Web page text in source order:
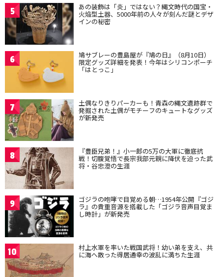
5 あの装飾は「炎」ではない？縄文時代の国宝・
火焔型土器、5000年前の人々が刻んだ謎とデザ
インの秘密
6 鳩サブレーの豊島屋が『鳩の日』（8月10日）
限定グッズ詳細を発表！今年はシリコンポーチ
「はとっこ」
7 土偶なりきりパーカーも！青森の縄文遺跡群で
発掘された土偶がモチーフのキュートなグッズ
が新発売
8 『豊臣兄弟！』小一郎の5万の大軍に徹底抗
戦！切腹覚悟で長宗我部元親に降伏を迫った武
将・谷忠澄の生涯
9 ゴジラの咆哮で目覚める朝…1954年公開『ゴジ
ラ』の貴重音源を搭載した「ゴジラ音声目覚ま
し時計」が新発売
10 村上水軍を率いた戦国武将！幼い弟を支え、共
に海へ散った得居通幸の波乱に満ちた生涯